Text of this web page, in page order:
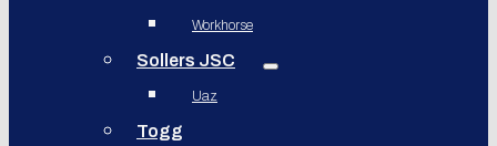
Workhorse
Sollers JSC
Uaz
Togg